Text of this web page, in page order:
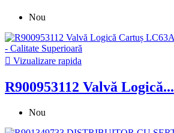
Nou
 Vizualizare rapida
R900953112 Valvă Logică...
Nou